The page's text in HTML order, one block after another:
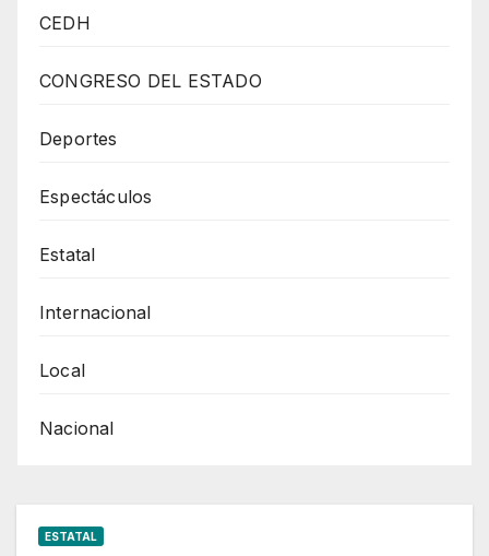
motín
Cereso
CEDH
CONGRESO DEL ESTADO
Deportes
Espectáculos
Estatal
Internacional
Local
Nacional
ESTATAL